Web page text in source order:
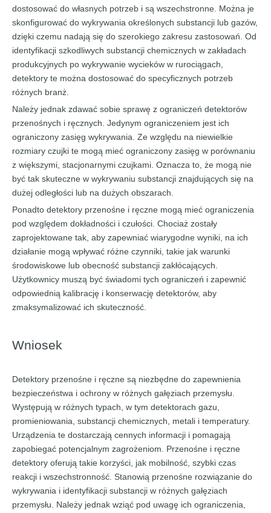
dostosować do własnych potrzeb i są wszechstronne. Można je
skonfigurować do wykrywania określonych substancji lub gazów,
dzięki czemu nadają się do szerokiego zakresu zastosowań. Od
identyfikacji szkodliwych substancji chemicznych w zakładach
produkcyjnych po wykrywanie wycieków w rurociągach,
detektory te można dostosować do specyficznych potrzeb
różnych branż.
Należy jednak zdawać sobie sprawę z ograniczeń detektorów
przenośnych i ręcznych. Jedynym ograniczeniem jest ich
ograniczony zasięg wykrywania. Ze względu na niewielkie
rozmiary czujki te mogą mieć ograniczony zasięg w porównaniu
z większymi, stacjonarnymi czujkami. Oznacza to, że mogą nie
być tak skuteczne w wykrywaniu substancji znajdujących się na
dużej odległości lub na dużych obszarach.
Ponadto detektory przenośne i ręczne mogą mieć ograniczenia
pod względem dokładności i czułości. Chociaż zostały
zaprojektowane tak, aby zapewniać wiarygodne wyniki, na ich
działanie mogą wpływać różne czynniki, takie jak warunki
środowiskowe lub obecność substancji zakłócających.
Użytkownicy muszą być świadomi tych ograniczeń i zapewnić
odpowiednią kalibrację i konserwację detektorów, aby
zmaksymalizować ich skuteczność.
Wniosek
Detektory przenośne i ręczne są niezbędne do zapewnienia
bezpieczeństwa i ochrony w różnych gałęziach przemysłu.
Występują w różnych typach, w tym detektorach gazu,
promieniowania, substancji chemicznych, metali i temperatury.
Urządzenia te dostarczają cennych informacji i pomagają
zapobiegać potencjalnym zagrożeniom. Przenośne i ręczne
detektory oferują takie korzyści, jak mobilność, szybki czas
reakcji i wszechstronność. Stanowią przenośne rozwiązanie do
wykrywania i identyfikacji substancji w różnych gałęziach
przemysłu. Należy jednak wziąć pod uwagę ich ograniczenia,